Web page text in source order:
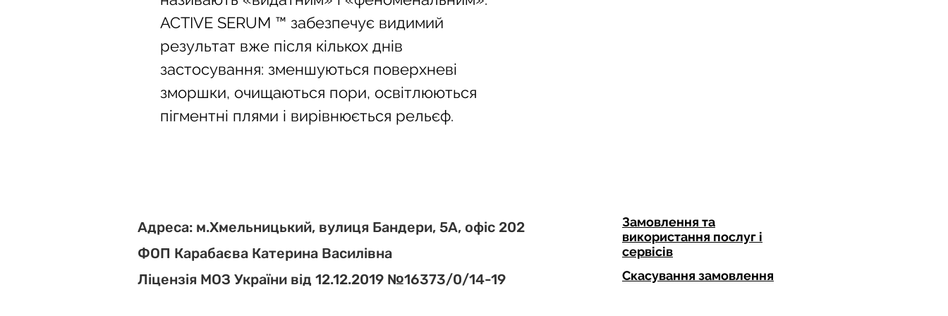
ACTIVE SERUM ™ забезпечує видимий
результат вже після кількох днів
застосування: зменшуються поверхневі
зморшки, очищаються пори, освітлюються
пігментні плями і вирівнюється рельєф.
Адреса: м.Хмельницький, вулиця Бандери, 5А, офіс 202
ФОП Карабаєва Катерина Василівна
Ліцензія МОЗ України від 12.12.2019 №16373/0/14-19
Замовлення та
використання послуг і
сервісів
Скасування замовлення